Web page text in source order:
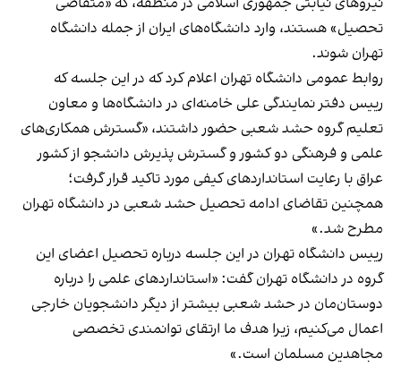
تحصیل» هستند، وارد دانشگاه‌های ایران از جمله دانشگاه
تهران شوند.
روابط عمومی دانشگاه تهران اعلام کرد که در این جلسه که
رییس دفتر نمایندگی علی خامنه‌ای در دانشگاه‌ها و معاون
تعلیم گروه حشد شعبی حضور داشتند، «گسترش همکاری‌های
علمی و فرهنگی دو کشور و گسترش پذیرش دانشجو از کشور
عراق با رعایت استانداردهای کیفی مورد تاکید قرار گرفت؛
همچنین تقاضای ادامه تحصیل حشد شعبی در دانشگاه تهران
مطرح شد.»
رییس دانشگاه تهران در این جلسه درباره تحصیل اعضای این
گروه در دانشگاه تهران گفت: «استانداردهای علمی را درباره
دوستان‌مان در حشد شعبی بیشتر از دیگر دانشجویان خارجی
اعمال می‌کنیم، زیرا هدف ما ارتقای توانمندی تخصصی
مجاهدین مسلمان است.»